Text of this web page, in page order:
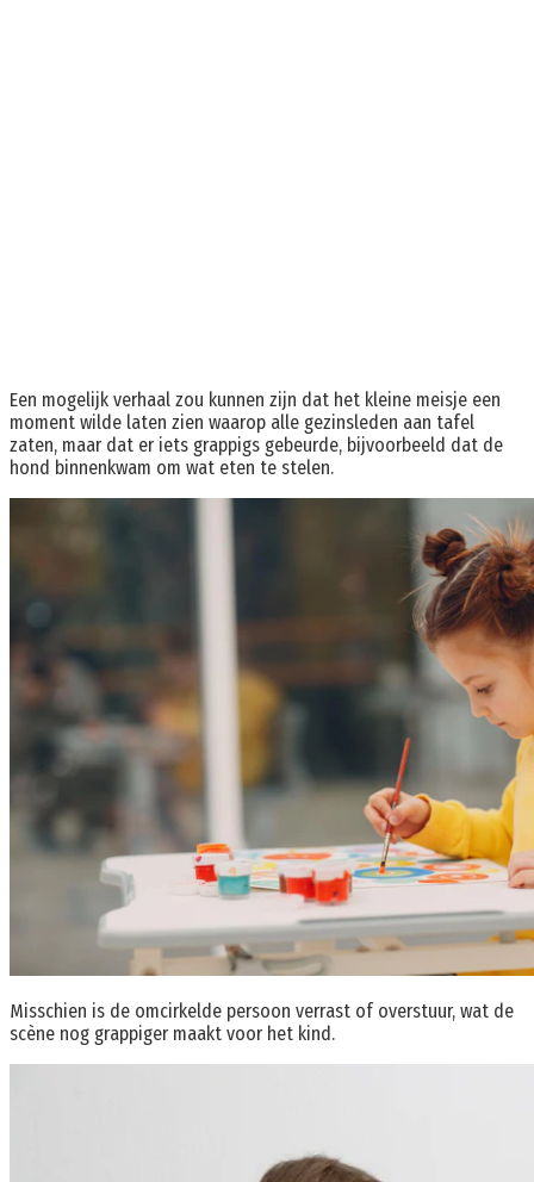
Een mogelijk verhaal zou kunnen zijn dat het kleine meisje een
moment wilde laten zien waarop alle gezinsleden aan tafel
zaten, maar dat er iets grappigs gebeurde, bijvoorbeeld dat de
hond binnenkwam om wat eten te stelen.
Misschien is de omcirkelde persoon verrast of overstuur, wat de
scène nog grappiger maakt voor het kind.